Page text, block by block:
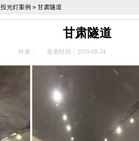
投光灯案例 » 甘肃隧道
甘肃隧道
作者： 发表时间：2019-09-24